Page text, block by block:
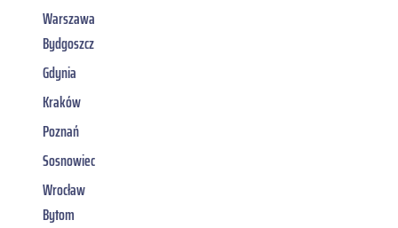
Warszawa
Bydgoszcz
Gdynia
Kraków
Poznań
Sosnowiec
Wrocław
Bytom